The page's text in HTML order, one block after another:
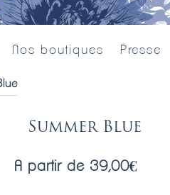
Nos boutiques Presse
Summer Blue
A partir de 39,00€